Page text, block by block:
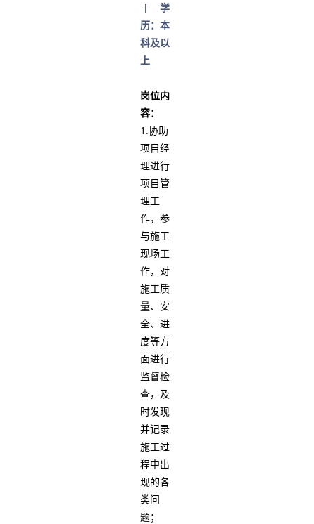
| 学
历：本
科及以
上
岗位内
容：
1.协助
项目经
理进行
项目管
理工
作，参
与施工
现场工
作，对
施工质
量、安
全、进
度等方
面进行
监督检
查，及
时发现
并记录
施工过
程中出
现的各
类问
题；